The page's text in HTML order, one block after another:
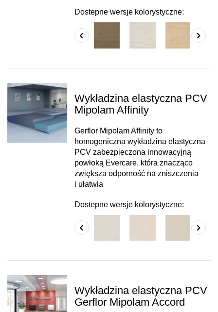
Dostepne wersje kolorystyczne:
Wykładzina elastyczna PCV
Mipolam Affinity
Gerflor Mipolam Affinity to
homogeniczna wykładzina elastyczna
PCV zabezpieczona innowacyjną
powłoką Evercare, która znacząco
zwiększa odporność na zniszczenia
i ułatwia
Dostepne wersje kolorystyczne:
Wykładzina elastyczna PCV
Gerflor Mipolam Accord